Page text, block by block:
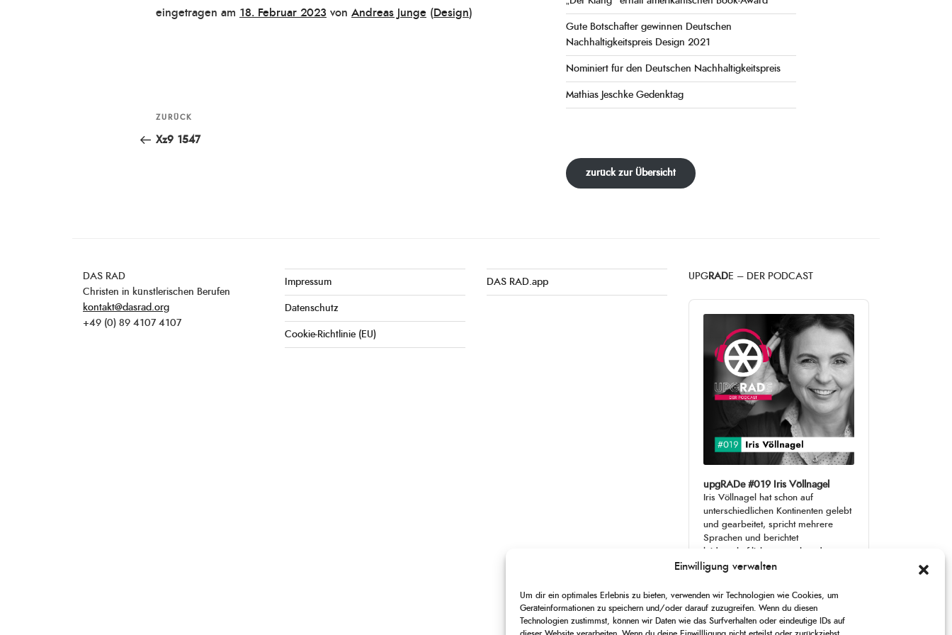
Einwilligung verwalten
Um dir ein optimales Erlebnis zu bieten, verwenden wir Technologien wie Cookies, um
Geräteinformationen zu speichern und/oder darauf zuzugreifen. Wenn du diesen
Technologien zustimmst, können wir Daten wie das Surfverhalten oder eindeutige IDs auf
eingetragen am Veröffentlicht
18. Februar 2023 von Andreas Junge ( Design)
Beitragsnavigation
Vorheriger
Beitrag
ZURÜCK
Xz9 1547
Gute Botschafter gewinnen Deutschen
Nachhaltigkeitspreis Design 2021
Nominiert für den Deutschen Nachhaltigkeitspreis
Mathias Jeschke Gedenktag
zurück zur Übersicht
DAS RAD
Christen in künstlerischen Berufen
kontakt@dasrad.org
+49 (0) 89 4107 4107
Impressum
Datenschutz
Cookie-Richtlinie (EU)
DAS RAD.app
UPG RADE – DER PODCAST
Audio
Player
upgRADe #019 Iris Völlnagel
Iris Völlnagel hat schon auf
unterschiedlichen Kontinenten gelebt
und gearbeitet, spricht mehrere
Sprachen und berichtet
leidenschaftlich gerne über das, was
sie erlebt – als Journalistin,
CHANGE
PLAYBACK
1
SKIP
BACKWARD
PLAY
PAUSE
JUMP
FORWARD
THIS
00:00 00:00